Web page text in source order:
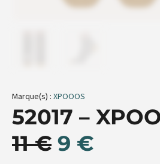
Marque(s) : XPOOOS
52017 –
11€ 9 €